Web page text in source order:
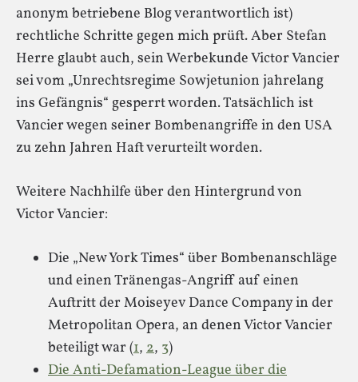
anonym betriebene Blog verantwortlich ist)
rechtliche Schritte gegen mich prüft. Aber Stefan
Herre glaubt auch, sein Werbekunde Victor Vancier
sei vom „Unrechtsregime Sowjetunion jahrelang
ins Gefängnis“ gesperrt worden. Tatsächlich ist
Vancier wegen seiner Bombenangriffe in den USA
zu zehn Jahren Haft verurteilt worden.
Weitere Nachhilfe über den Hintergrund von
Victor Vancier:
Die „New York Times“ über Bombenanschläge
und einen Tränengas-Angriff auf einen
Auftritt der Moiseyev Dance Company in der
Metropolitan Opera, an denen Victor Vancier
beteiligt war (1, 2, 3)
Die Anti-Defamation-League über die